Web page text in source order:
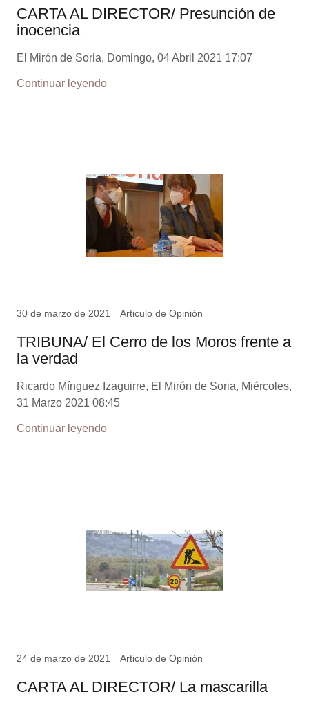
CARTA AL DIRECTOR/ Presunción de
inocencia
El Mirón de Soria, Domingo, 04 Abril 2021 17:07
Continuar leyendo
30 de marzo de 2021 Articulo de Opinión
TRIBUNA/ El Cerro de los Moros frente a
la verdad
Ricardo Mínguez Izaguirre, El Mirón de Soria, Miércoles,
31 Marzo 2021 08:45
Continuar leyendo
24 de marzo de 2021 Articulo de Opinión
CARTA AL DIRECTOR/ La mascarilla